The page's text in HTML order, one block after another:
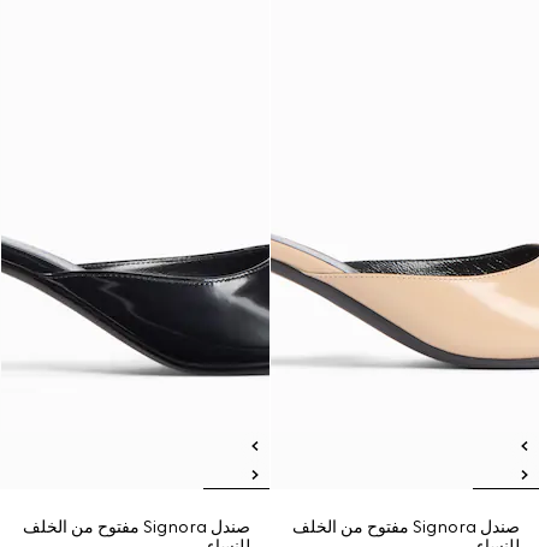
صندل Signora مفتوح من الخلف
صندل Signora مفتوح من الخلف